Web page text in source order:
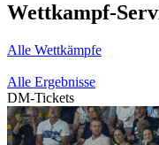
Wettkampf-
Alle Wettkämpfe
Alle Ergebnisse
DM-Tickets